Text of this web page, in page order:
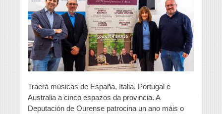
do
Paraíso
Traerá músicas de España, Italia, Portugal e
Australia a cinco espazos da provincia. A
Deputación de Ourense patrocina un ano máis o